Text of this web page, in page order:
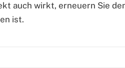
auch wirkt, erneuern Sie
ist.